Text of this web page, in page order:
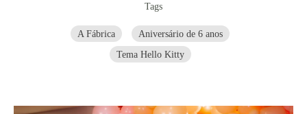
Tags
A Fábrica
Aniversário de 6 anos
Tema Hello Kitty